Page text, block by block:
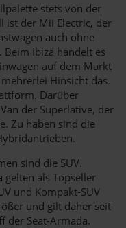
stets von der
ist der Mii Electric, der
auch ohne
Ibiza handelt es
auf dem Markt
Hinsicht das
Darüber
der Superlative, der
Zu haben sind die
sind die SUV.
gelten als Topseller
und Kompakt-SUV
und gilt daher seit
der Seat-Armada.